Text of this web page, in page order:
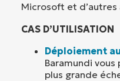
Microsoft et
CAS D’UTILISATION
Déploiement
Baramundi
plus grande